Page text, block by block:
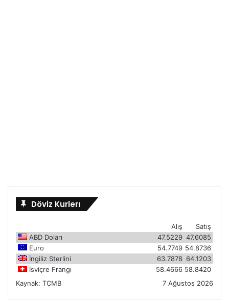
Döviz Kurlerı
Satış
Alış
ABD Doları
47.6085
47.5229
Euro
54.8736
54.7749
İngiliz Sterlini
64.1203
63.7878
İsviçre Frangı
58.8420
58.4666
Kaynak: TCMB 7 Ağustos 2026